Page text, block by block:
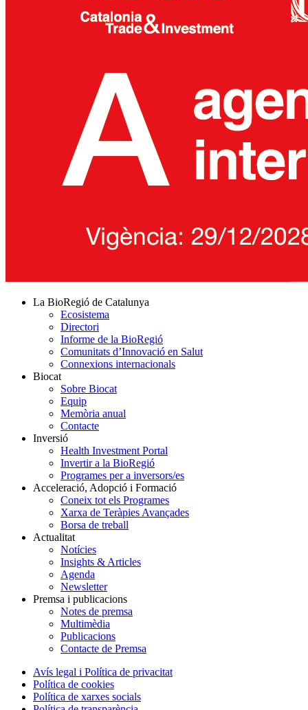
La BioRegió de Catalunya
Ecosistema
Directori
Informe de la BioRegió
Comunitats d’Innovació en Salut
Connexions internacionals
Biocat
Sobre Biocat
Equip
Memòria anual
Contacte
Inversió
Health Investment Portal
Invertir a la BioRegió
Programes per a inversors/es
Acceleració, Adopció i Formació
Coneix tot els Programes
Xarxa de Teràpies Avançades
Borsa de treball
Actualitat
Notícies
Insights & Articles
Agenda
Newsletter
Premsa i publicacions
Notes de premsa
Multimèdia
Publicacions
Contacte de Premsa
Avís legal i Política de privacitat
Política de cookies
Política de xarxes socials